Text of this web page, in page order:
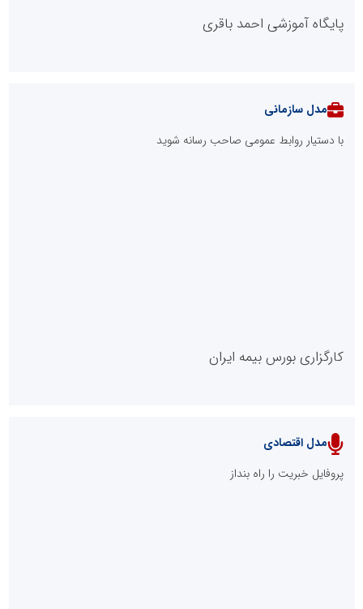
پایگاه آموزشی احمد باقری
پایگاه خبری نهضت ملی مسکن
مدل سازمانی
با دستیار روابط عمومی صاحب رسانه شوید
کارگزاری بورس بیمه ایران
مدل اقتصادی
پروفایل خبریت را راه بنداز